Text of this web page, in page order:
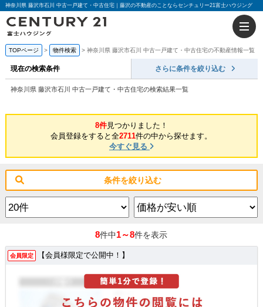
神奈川県 藤沢市石川 中古一戸建て・中古住宅｜藤沢の不動産のことならセンチュリー21富士ハウジング
TOPページ 物件検索 神奈川県 藤沢市石川 中古一戸建て・中古住宅の不動産情報一覧
現在の検索条件 さらに条件を絞り込む
神奈川県 藤沢市石川 中古一戸建て・中古住宅の検索結果一覧
8件見つかりました！
会員登録をすると全2711件の中から探せます。
今すぐ見る
条件を絞り込む
8件中1～8件を表示
会員限定 【会員様限定で公開中！】